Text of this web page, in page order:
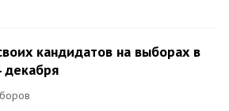
кандидатов на выборах в
декабря